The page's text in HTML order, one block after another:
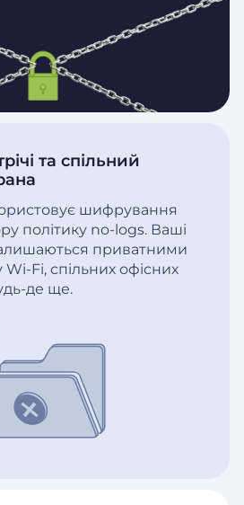
та спільний
шифрування
політику no-logs. Ваші
приватними
Fi, спільних офісних
де ще.